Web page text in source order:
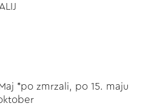
*po zmrzali, po 15. maju